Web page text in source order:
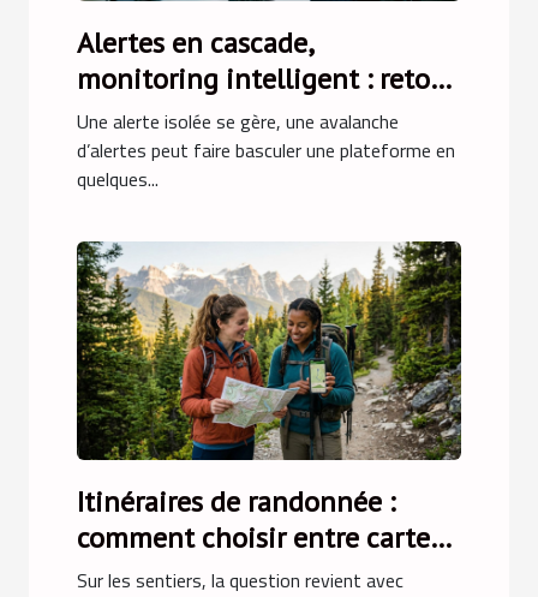
Alertes en cascade,
monitoring intelligent : retour
sur une crise évitée
Une alerte isolée se gère, une avalanche
d’alertes peut faire basculer une plateforme en
quelques...
Itinéraires de randonnée :
comment choisir entre carte
papier et navigation
Sur les sentiers, la question revient avec